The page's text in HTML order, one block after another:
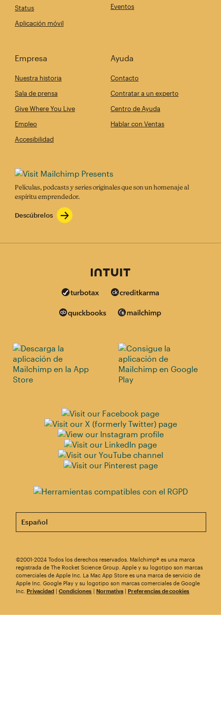
Status
Aplicación móvil
Eventos
Empresa
Nuestra historia
Sala de prensa
Give Where You Live
Empleo
Accesibilidad
Ayuda
Contacto
Contratar a un experto
Centro de Ayuda
Hablar con Ventas
Películas, podcasts y series originales que son un homenaje al
espíritu emprendedor.
Descúbrelos
Esta página está disponible en otros idiomas. ¡Elige
©2001-2024 Todos los derechos reservados. Mailchimp® es una marca
registrada de The Rocket Science Group. Apple y su logotipo son marcas
comerciales de Apple Inc. La Mac App Store es una marca de servicio de
Apple Inc. Google Play y su logotipo son marcas comerciales de Google
Inc. Privacidad | Condiciones | Normativa | Preferencias de cookies